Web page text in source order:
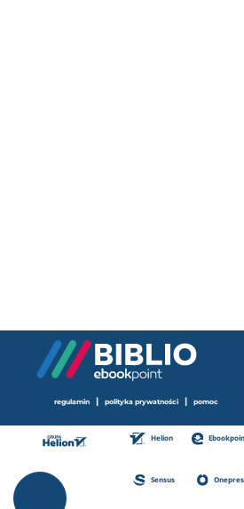
regulamin | polityka prywatności | pomoc
Helion
Sensus